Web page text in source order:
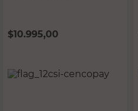
$10.995,00